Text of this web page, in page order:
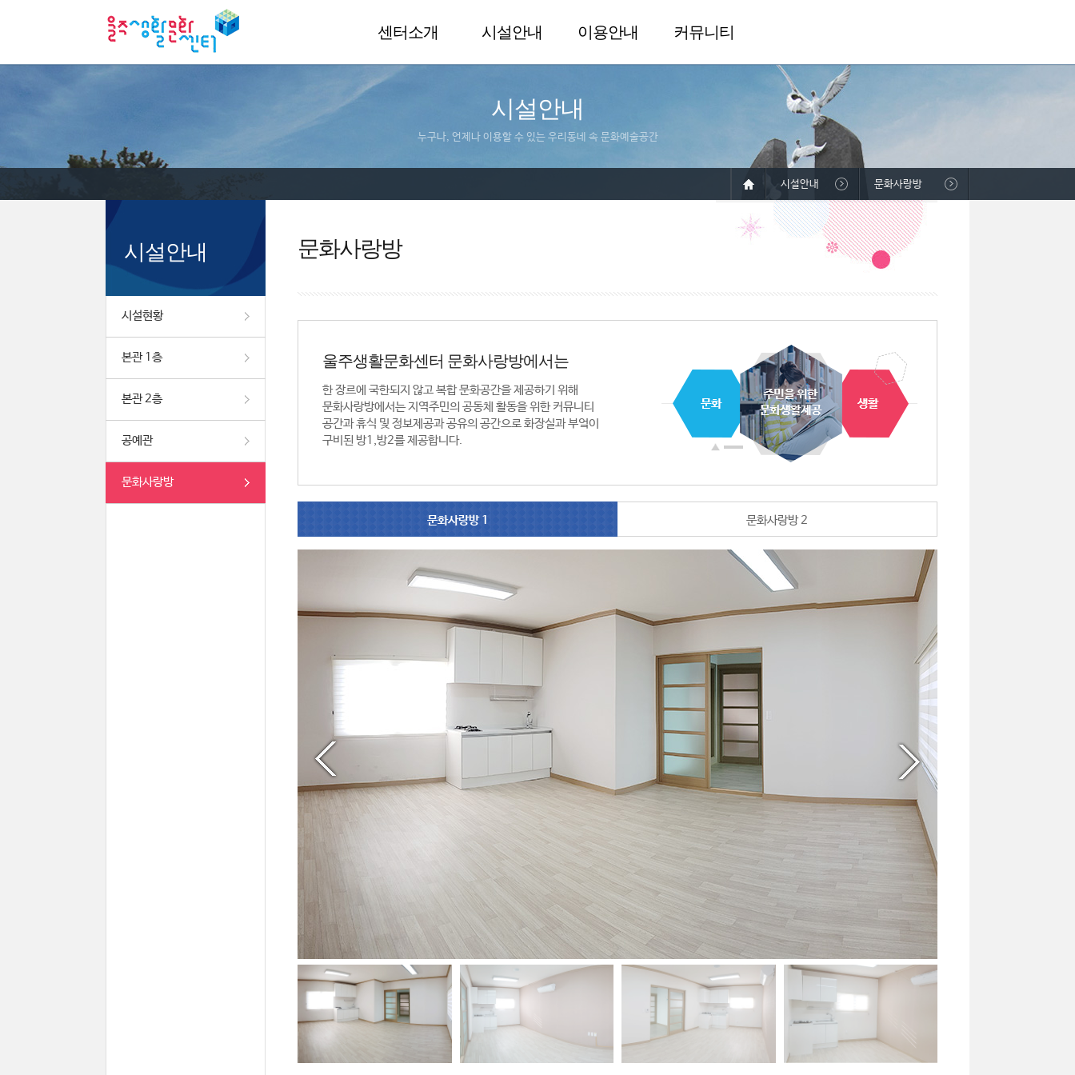
센터소개 시설안내 이용안내 커뮤니티
시설안내
누구나, 언제나 이용할 수 있는 우리동네 속 문화예술공간
시설안내
시설현황
본관 1층
본관 2층
공예관
문화사랑방
시설안내 문화사랑방
문화사랑방
울주생활문화센터 문화사랑방에서는
한 장르에 국한되지 않고 복합 문화공간을 제공하기 위해
문화사랑방에서는 지역주민의 공동체 활동을 위한 커뮤니티
공간과 휴식 및 정보제공과 공유의 공간으로 화장실과 부엌이
구비된 방1,방2를 제공합니다.
문화사랑방 1 문화사랑방 2